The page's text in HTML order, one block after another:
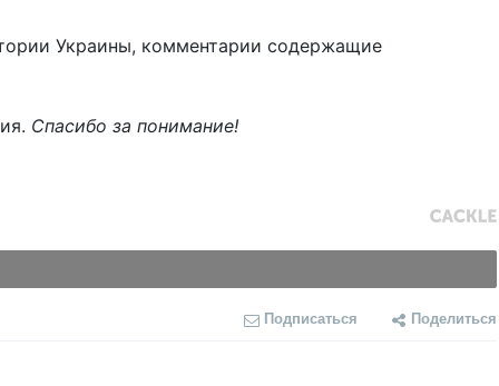
Украины, комментарии содержащие
Спасибо за понимание!
Подписаться Поделиться